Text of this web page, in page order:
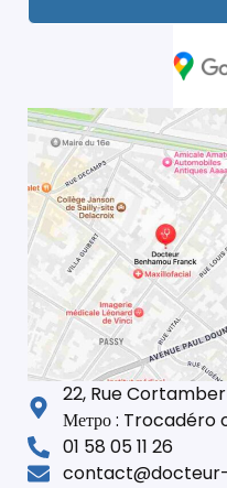
22, Rue
Метро : Trocadéro
01 58 05 11 26